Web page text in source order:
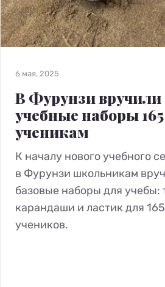
6 мая, 2025
В Фурунзи вручили
учебные наборы 165
ученикам
К началу нового учебного
в Фурунзи школьникам
базовые наборы для учебы:
карандаши и ластик для 165
учеников.